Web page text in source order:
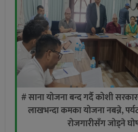
# साना योजना बन्द गर्दै कोशी
लाखभन्दा कमका योजना नबन्ने,
रोजगारीसँग जोड्ने